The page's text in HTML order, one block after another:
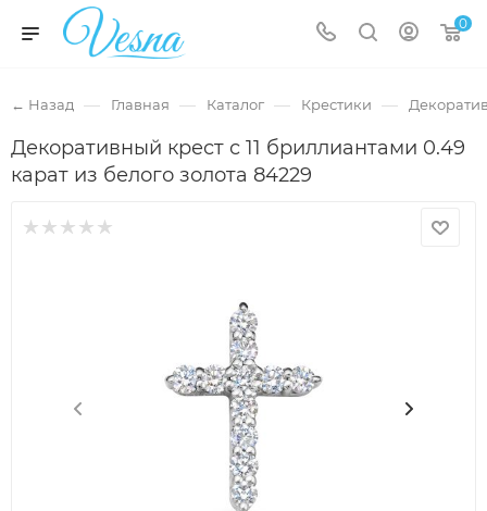
0
← Назад — Главная — Каталог — Крестики —
Декоративный крест с 11 бриллиантами 0.49
карат из белого золота 84229